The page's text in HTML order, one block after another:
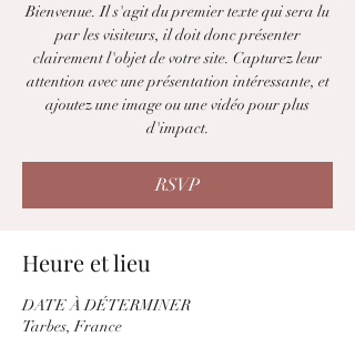
Bienvenue. Il s'agit du premier texte qui sera lu
par les visiteurs, il doit donc présenter
clairement l'objet de votre site. Capturez leur
attention avec une présentation intéressante, et
ajoutez une image ou une vidéo pour plus
d'impact.
RSVP
Heure et lieu
DATE À DÉTERMINER
Tarbes, France